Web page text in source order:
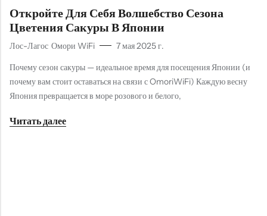
Откройте Для Себя Волшебство Сезона
Цветения Сакуры В Японии
Лос-Лагос Омори WiFi
7 мая 2025 г.
Почему сезон сакуры — идеальное время для посещения Японии (и
почему вам стоит оставаться на связи с OmoriWiFi) Каждую весну
Япония превращается в море розового и белого,
Читать далее